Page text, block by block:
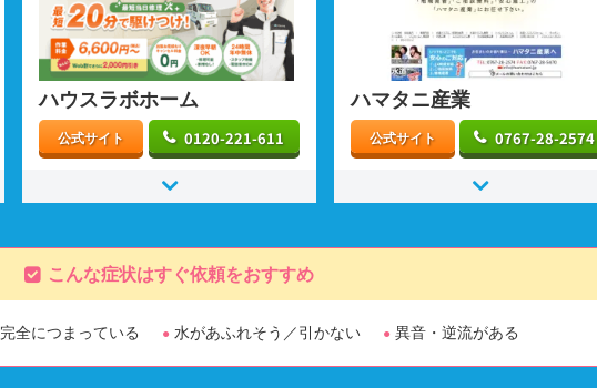
ハウスラボホーム
公式サイト 0120-221-611
ハマタニ産業
公式サイト 0767-28-2574
こんな症状はすぐ依頼をおすすめ
完全につまっている 水があふれそう／引かない 異音・逆流がある